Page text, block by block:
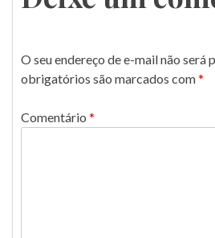
O seu endereço de e-mail não será
obrigatórios são marcados com*
Comentário *